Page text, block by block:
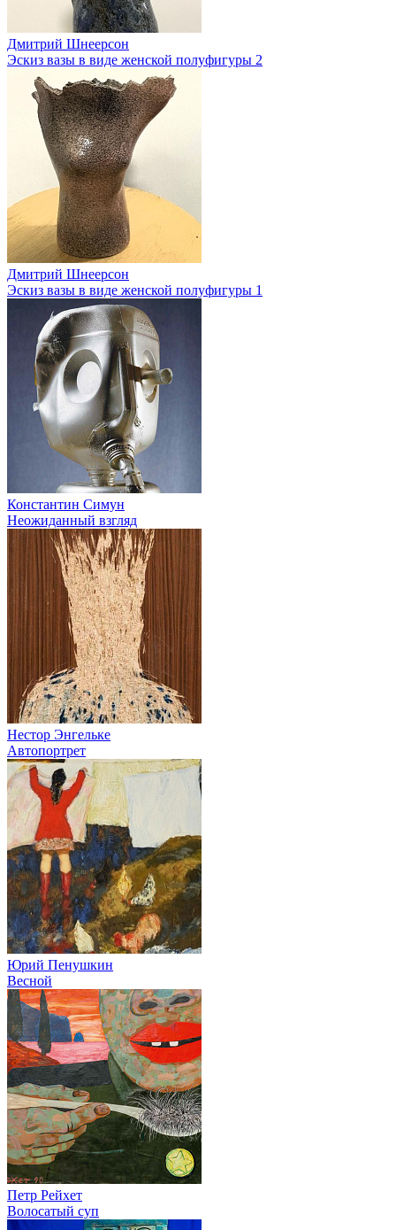
Дмитрий Шнеерсон
Эскиз вазы в виде женской полуфигуры 2
Дмитрий Шнеерсон
Эскиз вазы в виде женской полуфигуры 1
Константин Симун
Неожиданный взгляд
Нестор Энгельке
Автопортрет
Юрий Пенушкин
Весной
Петр Рейхет
Волосатый суп